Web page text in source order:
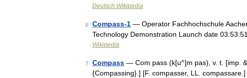
Deutsch Wikipedia
6 Compass-1 — Operator Fachhochschule
Technology Demonstration Launch date
Wikipedia
7 Compass — Com pass (k[u^]m pas), v. t. [imp.
{Compassing}.] [F. compasser, LL.